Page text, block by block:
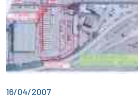
16/04/2007